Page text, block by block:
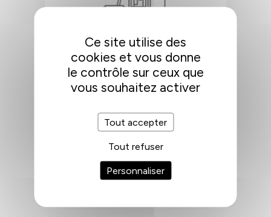
NETTOYAGE
Nettoyage quotidien des parties
communes et hebdomadaire des
Ce site utilise des
cookies et vous donne
le contrôle sur ceux que
vous souhaitez activer
Tout accepter
Tout refuser
Personnaliser